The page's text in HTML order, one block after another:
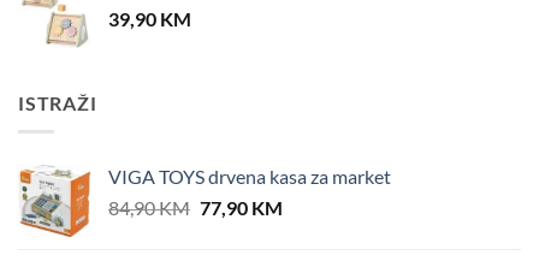
39,90 KM
ISTRAŽI
VIGA TOYS drvena kasa za market
84,90KM Original
77,90 KMCurrent